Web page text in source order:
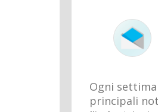
Ogni
principali